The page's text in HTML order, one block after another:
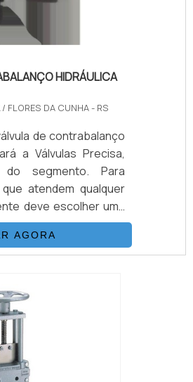
HIDRÁULICA
/ FLORES DA CUNHA - RS
de contrabalanço
a Válvulas Precisa,
do segmento. Para
atendem qualquer
deve escolher uma
destaque por um bom
e tenha ampla
SOBRE VÁLVULA
de contrabalanço
empresa inovadora,
AGORA